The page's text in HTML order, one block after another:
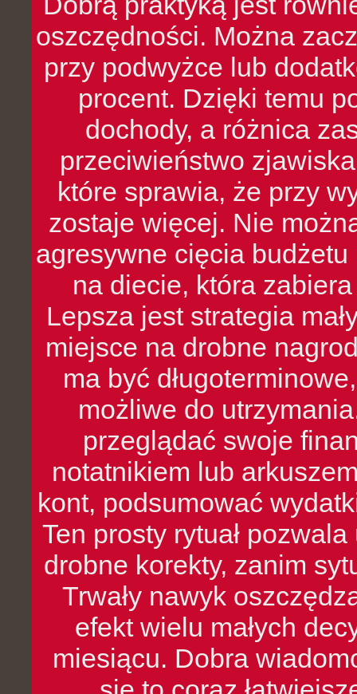
oszczędności. Można
przy podwyżce lub
procent. Dzięki temu
dochody, a różnica
przeciwieństwo
które sprawia, że przy
zostaje więcej. Nie
agresywne cięcia
na diecie, która
Lepsza jest strategia
miejsce na drobne
ma być
możliwe do
przeglądać swoje
notatnikiem lub
kont, podsumować
Ten prosty rytuał
drobne korekty, zanim
Trwały nawyk
efekt wielu małych
miesiącu. Dobra